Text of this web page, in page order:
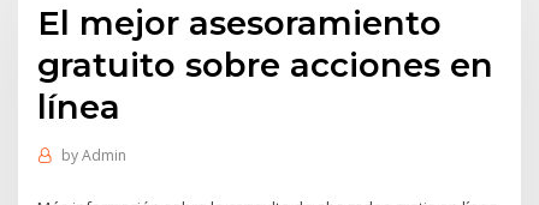
El mejor asesoramiento
gratuito sobre acciones en
línea
byAdmin